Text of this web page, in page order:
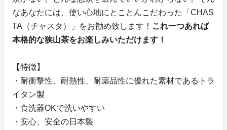
なあなたには、使い心地にとことんこだわった「CHAS
TA（チャスタ）」をお勧め致します！ これ一つあれば
本格的な狭山茶をお楽しみいただけます！
【特徴】
・耐衝撃性、耐熱性、耐薬品性に優れた素材であるトラ
イタン製
・食洗器OKで洗いやすい
・安心、安全の日本製